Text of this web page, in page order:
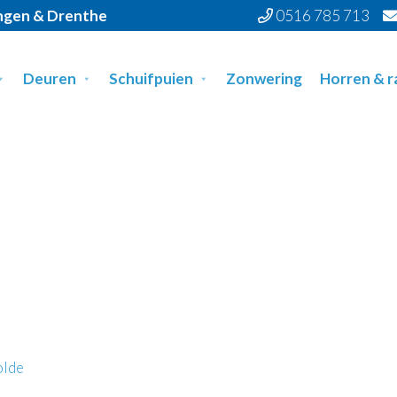
& Drenthe 0516 785 713
Deuren Schuifpuien Zonwering Horren &